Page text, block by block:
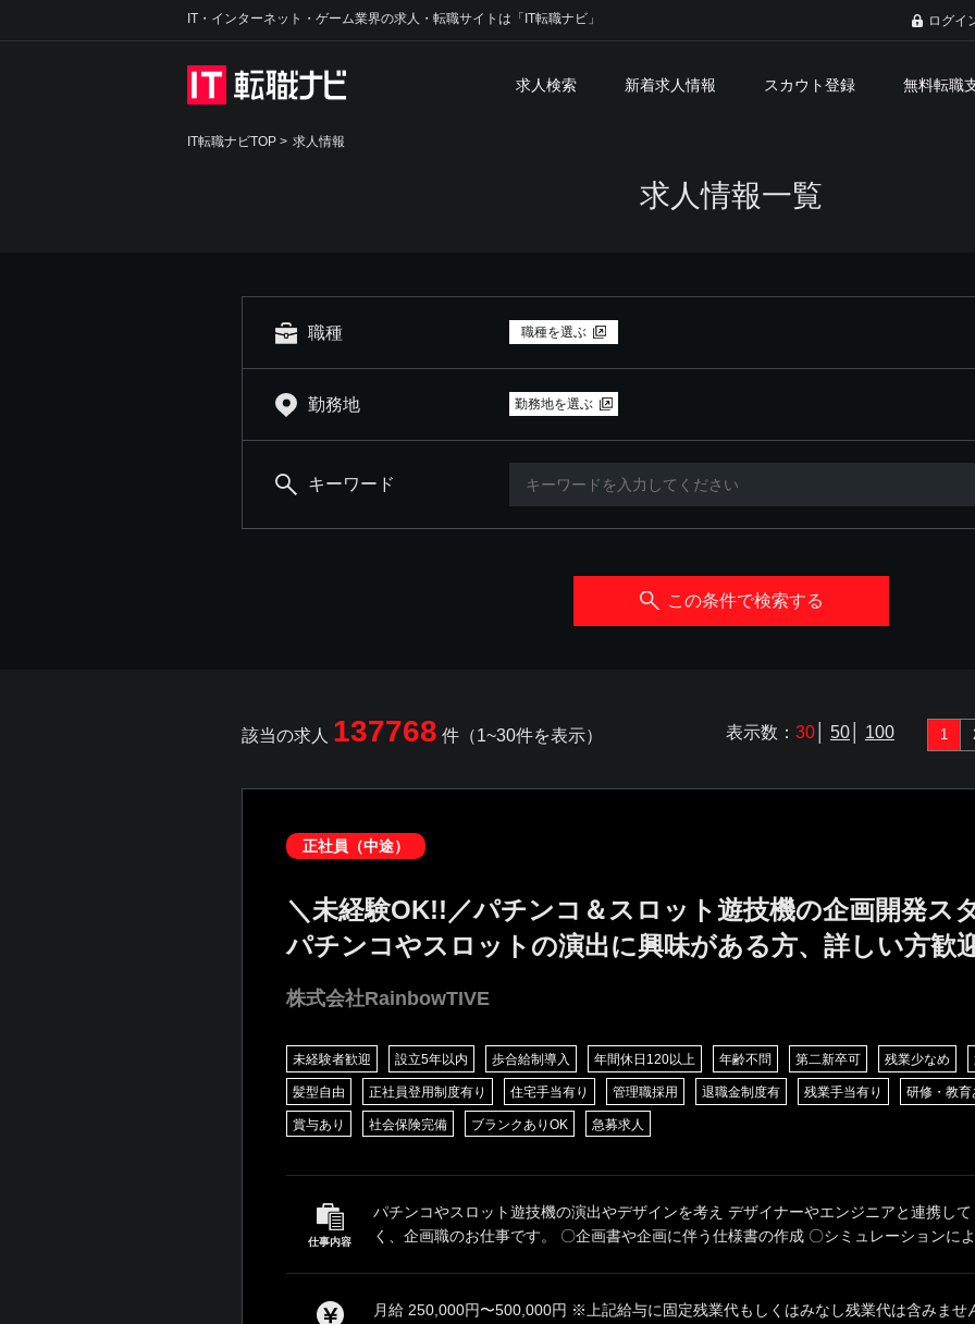
IT・インターネット・ゲーム業界の求人・転職サイトは「IT転職ナビ」 ログイ
求人検索 新着求人情報 スカウト登録 無料転職
IT転職ナビTOP > 求人情報
求人情報一覧
職種 職種を選ぶ
勤務地 勤務地を選ぶ
キーワード
この条件で検索する
該当の求人 137768 件（1~30件を表示） 表示数： 30 50 100 1
正社員（中途）
＼未経験OK!!／パチンコ＆スロット遊技機の企画開発ス
パチンコやスロットの演出に興味がある方、詳しい方歓
株式会社RainbowTIVE
未経験者歓迎 設立5年以内 歩合給制導入 年間休日120以上 年齢不問 第二新卒可 残業少なめ
髪型自由 正社員登用制度有り 住宅手当有り 管理職採用 退職金制度有 残業手当有り 研修・教育
賞与あり 社会保険完備 ブランクありOK 急募求人
仕事内容
パチンコやスロット遊技機の演出やデザインを考え デザイナーやエンジニアと連携し
く、企画職のお仕事です。 〇企画書や企画に伴う仕様書の作成 〇シミュレーションに
月給 250,000円〜500,000円 ※上記給与に固定残業代もしくはみなし残業代は含みま